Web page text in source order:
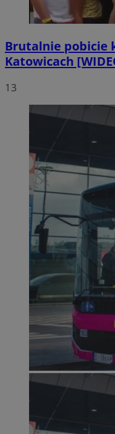
Brutalnie pobicie
Katowicach
13